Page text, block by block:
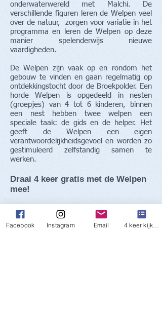
onderwaterwereld met Malchi. De
verschillende figuren leren de Welpen veel
over de natuur, zorgen voor variatie in het
programma en leren de Welpen op deze
manier spelenderwijs nieuwe
vaardigheden.
De Welpen zijn vaak op en rondom het
gebouw te vinden en gaan regelmatig op
ontdekkingstocht door de Broekpolder. Een
horde Welpen is opgedeeld in nesten
(groepjes) van 4 tot 6 kinderen, binnen
een nest hebben twee welpen een
speciale taak: de gids en de helper. Het
geeft de Welpen een eigen
verantwoordelijkheidsgevoel en worden zo
gestimuleerd zelfstandig samen te
werken.
Draai 4 keer gratis met de Welpen
mee!
Klik hier!
Facebook Instagram Email